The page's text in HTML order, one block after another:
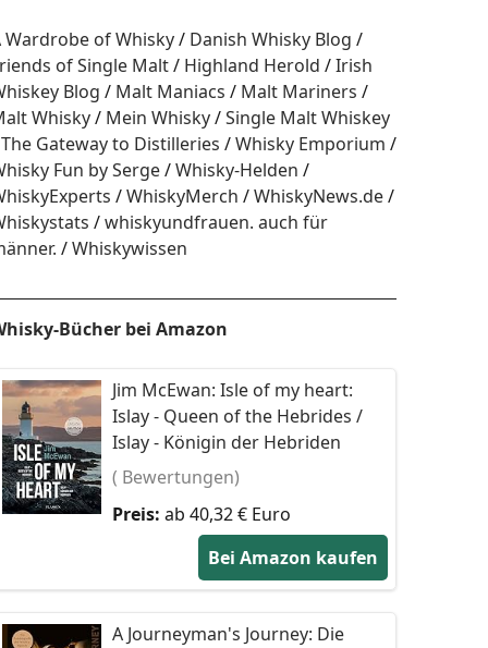
Wardrobe of Whisky
Danish Whisky Blog
of Single Malt
Highland Herold
Irish
Blog
Malt Maniacs
Malt Mariners
Whisky
Mein Whisky
Single Malt Whiskey
The Gateway to Distilleries
Whisky Emporium
Fun by Serge
Whisky-Helden
WhiskyMerch
WhiskyNews.de
whiskyundfrauen. auch für
Whiskywissen
Bücher bei Amazon
Jim McEwan: Isle of my heart:
Islay - Queen of the Hebrides /
Islay - Königin der Hebriden
( Bewertungen)
Preis: ab 40,32 € Euro
Bei Amazon kaufen
A Journeyman's Journey: Die